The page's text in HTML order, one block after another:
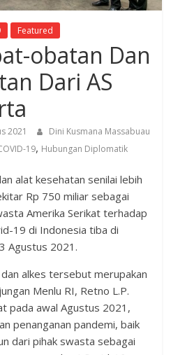
Featured
obatan Dan
Dari AS
2021
Dini Kusmana Massabuau
19, Hubungan Diplomatik
alat kesehatan senilai lebih
Rp 750 miliar sebagai
Amerika Serikat terhadap
19 di Indonesia tiba di
Agustus 2021.
alkes tersebut merupakan
Menlu RI, Retno L.P.
pada awal Agustus 2021,
penanganan pandemi, baik
dari pihak swasta sebagai